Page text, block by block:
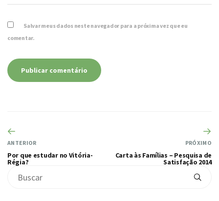
Salvar meus dados neste navegador para a próxima vez que eu
comentar.
ANTERIOR
Por que estudar no Vitória-
Régia?
PRÓXIMO
Carta às Famílias – Pesquisa de
Satisfação 2014